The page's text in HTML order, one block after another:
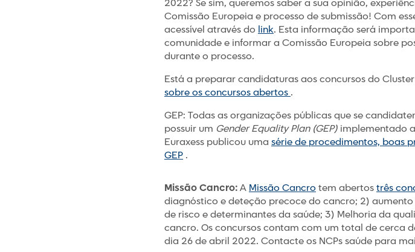
2022? Se sim, queremos saber a sua opinião,
Comissão Europeia e processo de submissão! Com
acessível através do link. Esta informação será
comunidade e informar a Comissão Europeia sobre
durante o processo.
Está a preparar candidaturas aos concursos do
sobre os concursos abertos .
GEP: Todas as organizações públicas que se
possuir um Gender Equality Plan (GEP) implementado
Euraxess publicou uma série de procedimentos, boas
GEP .
Missão Cancro:A Missão Cancro tem abertostrês
diagnóstico e deteção precoce do cancro; 2)
de risco e determinantes da saúde; 3) Melhoria da
cancro. Os concursos contam com um total de cerca
dia 26 de abril 2022. Contacte os NCPs saúde para